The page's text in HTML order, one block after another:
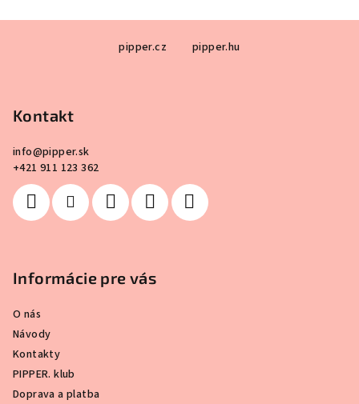
pipper.cz pipper.hu
Kontakt
info@pipper.sk
+421 911 123 362
Informácie pre vás
O nás
Návody
Kontakty
PIPPER. klub
Doprava a platba